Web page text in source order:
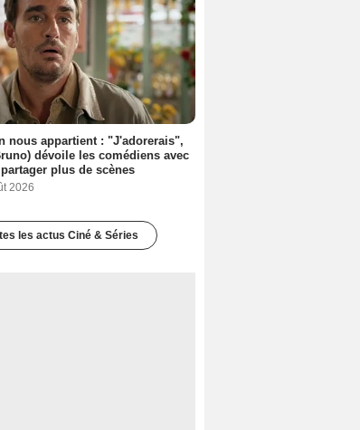
nous appartient : "J'adorerais",
dévoile les comédiens avec
plus de scènes
2026
les actus Ciné & Séries